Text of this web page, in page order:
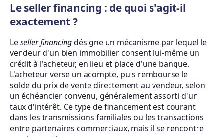
Le seller financing : de quoi s'agit-il
exactement ?
Leseller financingdésigne un mécanisme par lequel le
vendeur d'un bien immobilier consent lui-même un
crédit à l'acheteur, en lieu et place d'une banque.
L'acheteur verse un acompte, puis rembourse le
solde du prix de vente directement au vendeur, selon
un échéancier convenu, généralement assorti d'un
taux d'intérêt. Ce type de financement est courant
dans les transmissions familiales ou les transactions
entre partenaires commerciaux, mais il se rencontre